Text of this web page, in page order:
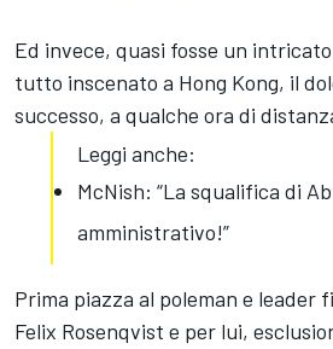
Ed invece, quasi fosse un
tutto inscenato a Hong Kong, il
successo, a qualche ora di
Leggi anche:
McNish: “La squalifica di
amministrativo!”
Prima piazza al poleman e leader
Felix Rosenqvist e per lui,